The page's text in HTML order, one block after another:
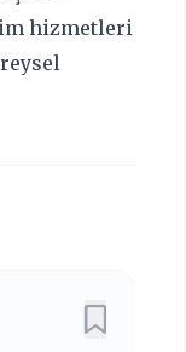
hizmetleri